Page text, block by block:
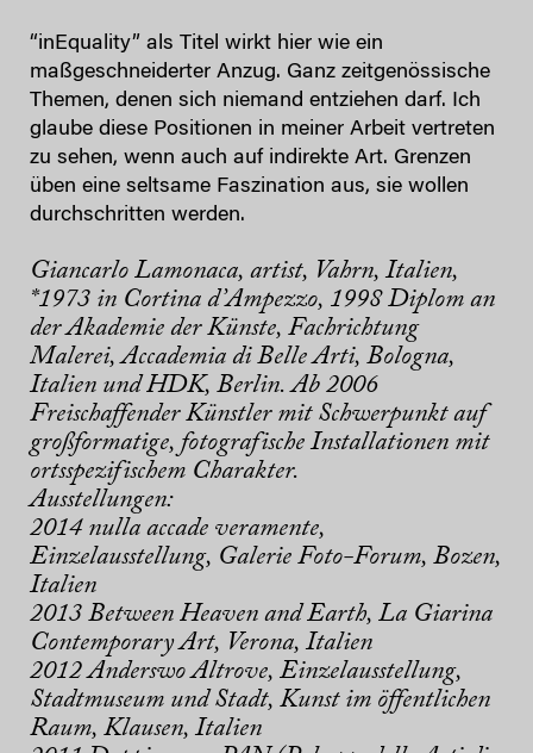
“inEquality” als Titel wirkt hier wie ein
maßgeschneiderter Anzug. Ganz zeitgenössische
Themen, denen sich niemand entziehen darf. Ich
glaube diese Positionen in meiner Arbeit vertreten
zu sehen, wenn auch auf indirekte Art. Grenzen
üben eine seltsame Faszination aus, sie wollen
durchschritten werden.
Giancarlo Lamonaca, artist, Vahrn, Italien,
*1973 in Cortina d’Ampezzo, 1998 Diplom an
der Akademie der Künste, Fachrichtung
Malerei, Accademia di Belle Arti, Bologna,
Italien und HDK, Berlin. Ab 2006
Freischaffender Künstler mit Schwerpunkt auf
großformatige, fotografische Installationen mit
ortsspezifischem Charakter.
Ausstellungen:
2014 nulla accade veramente,
Einzelausstellung, Galerie Foto-Forum, Bozen,
Italien
2013 Between Heaven and Earth, La Giarina
Contemporary Art, Verona, Italien
2012 Anderswo Altrove, Einzelausstellung,
Stadtmuseum und Stadt, Kunst im öffentlichen
Raum, Klausen, Italien